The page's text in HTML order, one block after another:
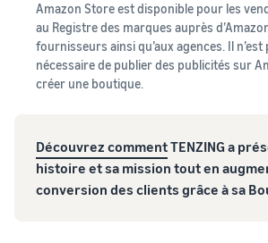
Amazon Store est disponible pour les
au Registre des marques auprès
fournisseurs ainsi qu’aux agences. Il n’est
nécessaire de publier des publicités sur
créer une boutique.
Découvrez commentTENZING a
histoire et sa mission tout en
conversion des clients grâce à sa